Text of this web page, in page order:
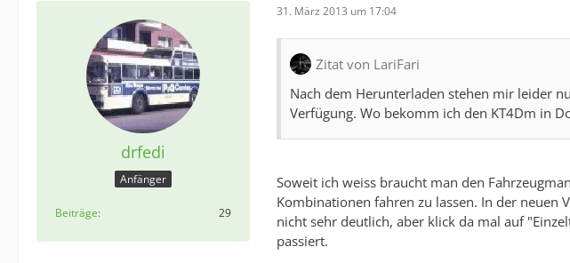
drfedi
Anfänger
Beiträge 29
31. März 2013 um 17:04
Zitat von LariFari
Nach dem Herunterladen stehen mir leider
Verfügung. Wo bekomm ich den KT4Dm in
Soweit ich weiss braucht man den
Kombinationen fahren zu lassen. In der neuen
nicht sehr deutlich, aber klick da mal auf
passiert.